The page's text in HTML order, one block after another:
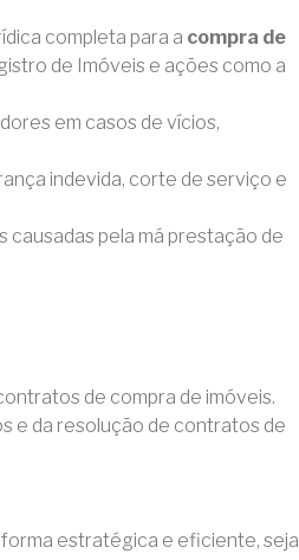
completa para a compra de
de Imóveis e ações como a
em casos de vícios,
indevida, corte de serviço e
causadas pela má prestação de
de compra de imóveis.
e da resolução de contratos de
estratégica e eficiente, seja